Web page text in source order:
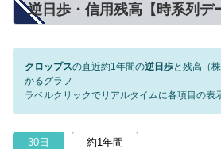
逆日歩・信用残高【時系列デ
クロップスの直近約1年間の逆日歩と残高（
かるグラフ
ラベルクリックでリアルタイムに各項目の表
30日 約1年間